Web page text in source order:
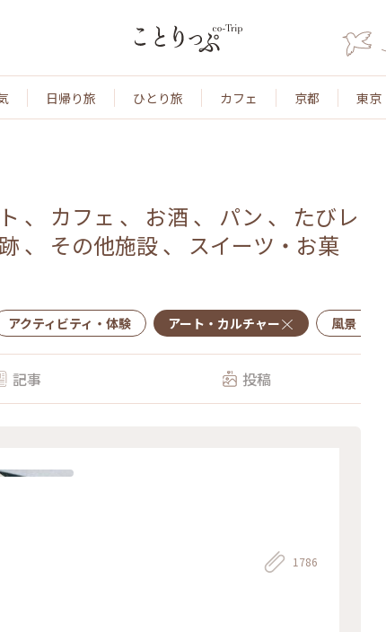
日帰り旅 ひとり旅 カフェ 京都 東京
、 カフェ 、 お酒 、 パン 、 たびレ
、 その他施設、 スイーツ・お菓
アクティビティ・体験 アート・カルチャー 風景・景色
記事 投稿
1786